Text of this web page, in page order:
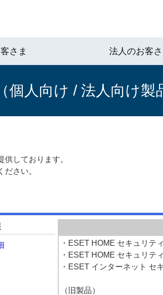
さま 法人のお客さ
人向け / 法人向け製
しております。
さい。
・ESET HOME セキュリテ
・ESET HOME セキュリテ
・ESET インターネット セ
（旧製品）